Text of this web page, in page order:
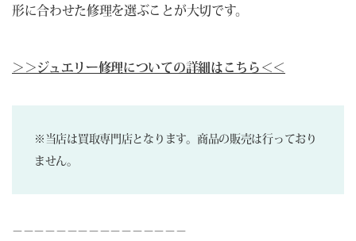
形に合わせた修理を選ぶことが大切です。
＞＞ジュエリー修理についての詳細はこちら＜＜
※当店は買取専門店となります。商品の販売は行っており
ません。
－－－－－－－－－－－－－－－－